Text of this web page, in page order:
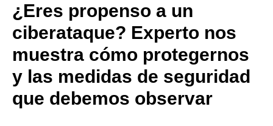
¿Eres propenso a un
ciberataque? Experto nos
muestra cómo protegernos
y las medidas de seguridad
que debemos observar